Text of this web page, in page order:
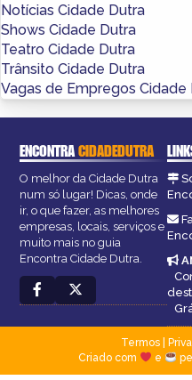
Notícias Cidade Dutra
Shows Cidade Dutra
Teatro Cidade Dutra
Trânsito Cidade Dutra
Vagas de Empregos Cidade
ENCONTRACIDADEDUTRA
O melhor da Cidade Dutra
num só lugar! Dicas, onde
ir, o que fazer, as melhores
empresas, locais, serviços e
muito mais no guia
Encontra Cidade Dutra.
Termos|
Criado com
e